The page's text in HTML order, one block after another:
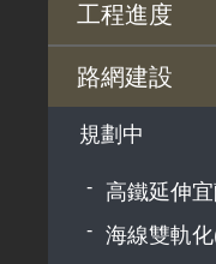
工程進度
各計畫進度
路網建設
規劃中
高鐵延伸
海線雙軌